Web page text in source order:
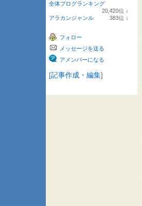
全体ブログランキング
20,420位 ↓
アラカンジャンル 383位 ↓
フォロー
メッセージを送る
アメンバーになる
[記事作成・編集]